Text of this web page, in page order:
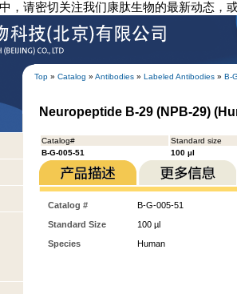
，请密切关注我们康肽生物的最新动态，
Top » Catalog » Antibodies » Labeled Antibodies » B-
Neuropeptide B-29 (NPB-29)
Catalog#
Standard size
B-G-005-51
100 µl
Catalog #
B-G-005-51
Standard Size
100 µl
Species
Human